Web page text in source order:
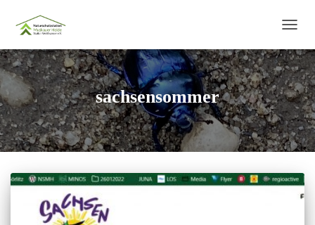
sachsensommer